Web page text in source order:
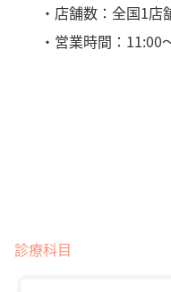
・店舗数：全国1店
・営業時間：11:00
診療科目